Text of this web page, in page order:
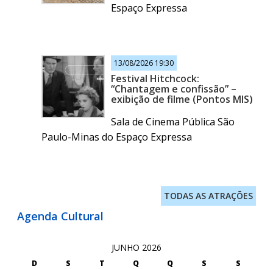
Espaço Expressa
13/08/2026 19:30
Festival Hitchcock:
“Chantagem e confissão” –
exibição de filme (Pontos MIS)
Sala de Cinema Pública São
Paulo-Minas do Espaço Expressa
TODAS AS ATRAÇÕES
Agenda Cultural
JUNHO 2026
D S T Q Q S
S